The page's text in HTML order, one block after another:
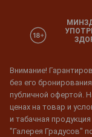
Внимание!
без его
публичной офертой.
ценах на товар и
и табачная
"Галерея Градусов"